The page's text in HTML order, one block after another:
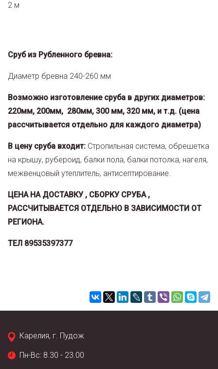
2 м
Сруб из Рубленного бревна:
Диаметр бревна 240-260 мм
Возможно изготовление сруба в других диаметров:
220мм, 200мм, 280мм, 300 мм, 320 мм, и т.д. (цена
рассчитывается отдельно для каждого диаметра)
В цену сруба входит: Стропильная система, обрешетка
на крышу, рубероид, балки пола, балки потолка, нагеля,
межвенцовый утеплитель, антисептирование.
ЦЕНА НА ДОСТАВКУ , СБОРКУ СРУБА ,
РАССЧИТЫВАЕТСЯ ОТДЕЛЬНО В ЗАВИСИМОСТИ ОТ
РЕГИОНА.
ТЕЛ 89535397377
Карелия, г. Пудож
Пн-Вс: 8.30 - 23.00